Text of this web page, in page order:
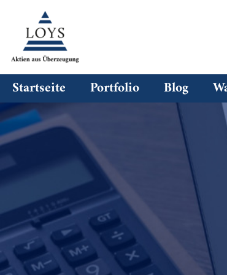
Startseite Portfolio Blog